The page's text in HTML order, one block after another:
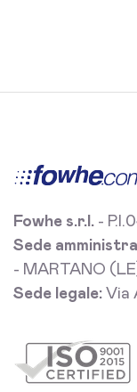
Fowhe s.r.l. -
Sede
- MARTANO
Sede legale: Via